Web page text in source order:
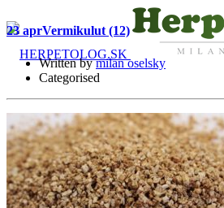
O mne
Služby
23 aprVermikulut (12)
Written bymilan oselsky
Categorised